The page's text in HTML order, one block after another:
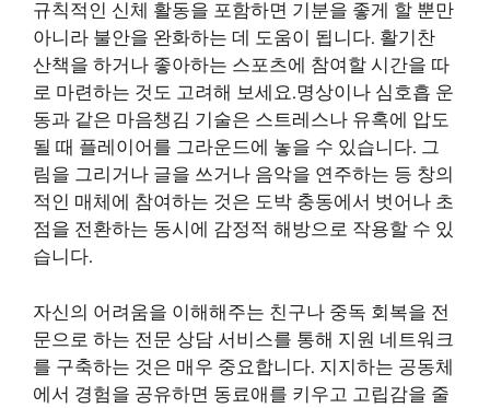
규칙적인 신체 활동을 포함하면 기분을 좋게 할 뿐만
아니라 불안을 완화하는 데 도움이 됩니다. 활기찬
산책을 하거나 좋아하는 스포츠에 참여할 시간을 따
로 마련하는 것도 고려해 보세요.명상이나 심호흡 운
동과 같은 마음챙김 기술은 스트레스나 유혹에 압도
될 때 플레이어를 그라운드에 놓을 수 있습니다. 그
림을 그리거나 글을 쓰거나 음악을 연주하는 등 창의
적인 매체에 참여하는 것은 도박 충동에서 벗어나 초
점을 전환하는 동시에 감정적 해방으로 작용할 수 있
습니다.
자신의 어려움을 이해해주는 친구나 중독 회복을 전
문으로 하는 전문 상담 서비스를 통해 지원 네트워크
를 구축하는 것은 매우 중요합니다. 지지하는 공동체
에서 경험을 공유하면 동료애를 키우고 고립감을 줄